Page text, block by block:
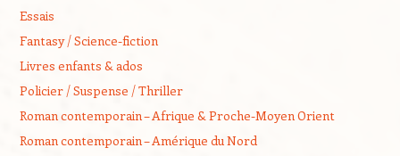
Essais
Fantasy / Science-fiction
Livres enfants & ados
Policier / Suspense / Thriller
Roman contemporain – Afrique & Proche-Moyen Orient
Roman contemporain – Amérique du Nord